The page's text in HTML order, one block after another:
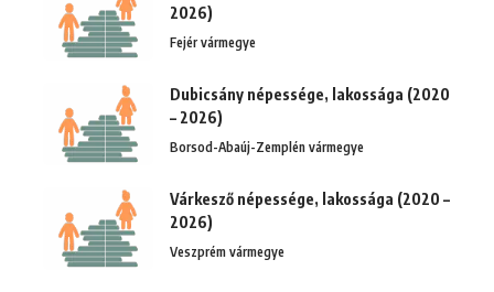
2026)
Fejér vármegye
Dubicsány népessége, lakossága (2020
– 2026)
Borsod-Abaúj-Zemplén vármegye
Várkesző népessége, lakossága (2020 –
2026)
Veszprém vármegye